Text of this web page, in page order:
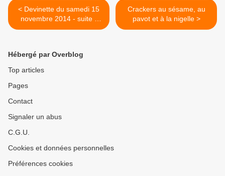
< Devinette du samedi 15
novembre 2014 - suite -
Pierre Soulages
Crackers au sésame, au
pavot et à la nigelle >
Hébergé par Overblog
Top articles
Pages
Contact
Signaler un abus
C.G.U.
Cookies et données personnelles
Préférences cookies